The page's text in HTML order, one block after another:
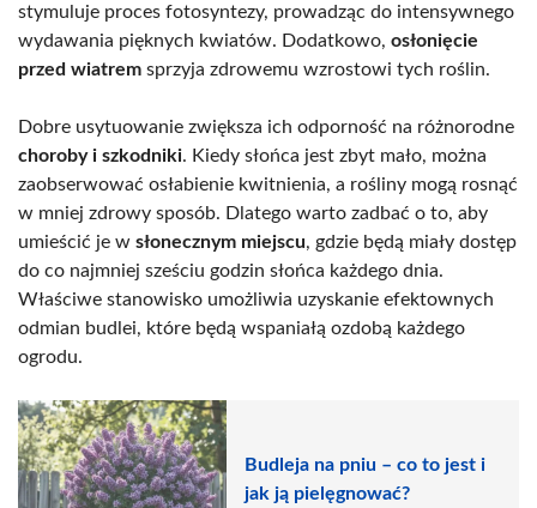
stymuluje proces fotosyntezy, prowadząc do intensywnego
wydawania pięknych kwiatów. Dodatkowo, osłonięcie
przed wiatrem sprzyja zdrowemu wzrostowi tych roślin.
Dobre usytuowanie zwiększa ich odporność na różnorodne
choroby i szkodniki. Kiedy słońca jest zbyt mało, można
zaobserwować osłabienie kwitnienia, a rośliny mogą rosnąć
w mniej zdrowy sposób. Dlatego warto zadbać o to, aby
umieścić je w słonecznym miejscu, gdzie będą miały dostęp
do co najmniej sześciu godzin słońca każdego dnia.
Właściwe stanowisko umożliwia uzyskanie efektownych
odmian budlei, które będą wspaniałą ozdobą każdego
ogrodu.
Budleja na pniu – co to jest i
jak ją pielęgnować?